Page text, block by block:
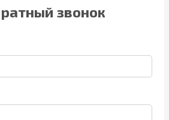
звонок